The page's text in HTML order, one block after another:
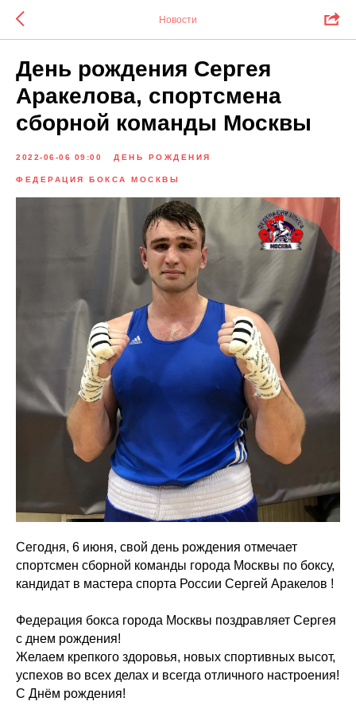
Новости
День рождения Сергея
Аракелова, спортсмена
сборной команды Москвы
2022-06-06 09:00 ДЕНЬ РОЖДЕНИЯ
ФЕДЕРАЦИЯ БОКСА МОСКВЫ
Сегодня, 6 июня, свой день рождения отмечает
спортсмен сборной команды города Москвы по боксу,
кандидат в мастера спорта России Сергей Аракелов !
Федерация бокса города Москвы поздравляет Сергея
с днем рождения!
Желаем крепкого здоровья, новых спортивных высот,
успехов во всех делах и всегда отличного настроения!
С Днём рождения!